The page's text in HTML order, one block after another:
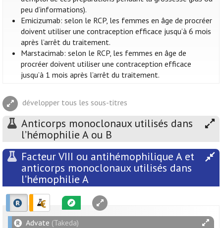
peu d’informations).
Emicizumab: selon le RCP, les femmes en âge de procréer
doivent utiliser une contraception efficace jusqu’à 6 mois
après l’arrêt du traitement.
Marstacimab: selon le RCP, les femmes en âge de
procréer doivent utiliser une contraception efficace
jusqu’à 1 mois après l’arrêt du traitement.
développer tous les sous-titres
Anticorps monoclonaux utilisés dans
l’hémophilie A ou B
Facteur VIII ou antihémophilique A et
anticorps monoclonaux utilisés dans
l’hémophilie A
Advate (Takeda)